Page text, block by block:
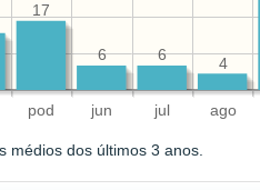
pod jun jul ago
4
6
6
17
médios dos últimos 3 anos.